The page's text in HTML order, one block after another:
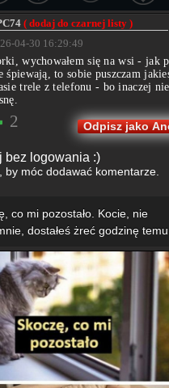
( dodaj do czarnej listy )
04-30 16:29:49
wychowałem się na wsi - jak
śpiewają, to sobie puszczam
trele z telefonu - bo inaczej nie
2 Odpisz jako
bez logowania :)
by móc dodawać komentarze.
co mi pozostało. Kocie, nie
dostałeś żreć godzinę temu